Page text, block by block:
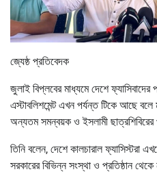
জ্যেষ্ঠ প্রতিবেদক
জুলাই বিপ্লবের মাধ্যমে দেশে
এস্টাবলিশমেন্ট এখন পর্যন্ত টিকে আছে
অন্যতম সমন্বয়ক ও ইসলামী ছাত্রশিবিরের
তিনি বলেন, দেশে কালচারাল
সরকারের বিভিন্ন সংস্থা ও প্রতিষ্ঠান থেকে